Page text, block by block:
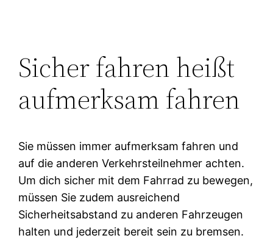
Sicher fahren heißt
aufmerksam fahren
Sie müssen immer aufmerksam fahren und
auf die anderen Verkehrsteilnehmer achten.
Um dich sicher mit dem Fahrrad zu bewegen,
müssen Sie zudem ausreichend
Sicherheitsabstand zu anderen Fahrzeugen
halten und jederzeit bereit sein zu bremsen.